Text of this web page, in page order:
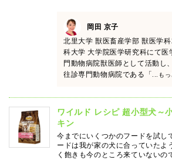
岡田 京子
北里大学 獣医畜産学部 獣医学
科大学 大学院医学研究科にて医
門動物病院獣医師として活動し
往診専門動物病院である「
...も
ワイルド レシピ 超小型犬～
キン
今までにいくつかのフードを試し
ードは我が家の犬に合っていたよ
く飽きも今のところ来ていないの